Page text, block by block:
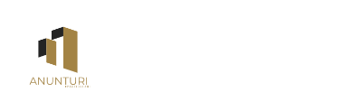
content